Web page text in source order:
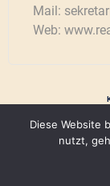
Mail:
Web:
Copyright 2021 by
Diese Website
nutzt,